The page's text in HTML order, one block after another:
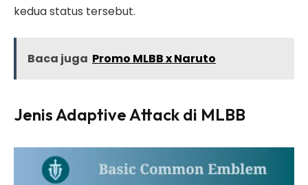
kedua status tersebut.
Baca juga Promo MLBB x Naruto
Jenis Adaptive Attack di MLBB